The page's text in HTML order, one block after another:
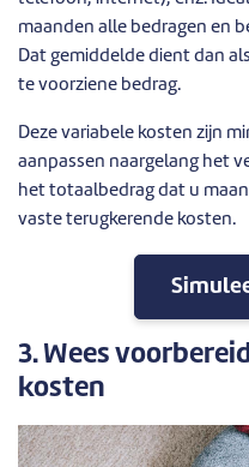
maanden alle bedragen en
Dat gemiddelde dient dan
te voorziene bedrag.
Deze variabele kosten zijn
aanpassen naargelang het
het totaalbedrag dat u
vaste terugkerende kosten.
3. Wees
kosten